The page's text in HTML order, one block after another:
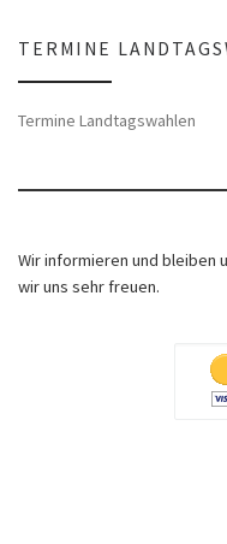
TERMINE
Termine Landtagswahlen
Wir informieren und bleiben
wir uns sehr freuen.